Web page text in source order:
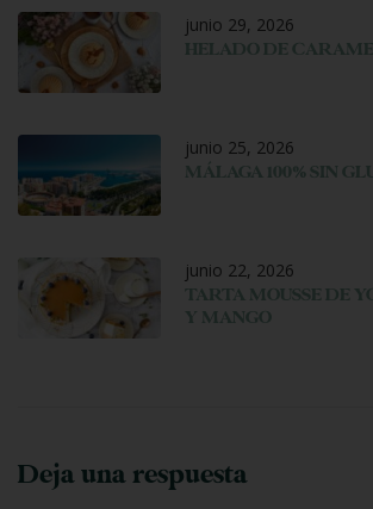
junio 29, 2026
HELADO DE
junio 25, 2026
MÁLAGA 100% SIN
junio 22, 2026
TARTA MOUSSE DE
Y MANGO
Deja una respuesta